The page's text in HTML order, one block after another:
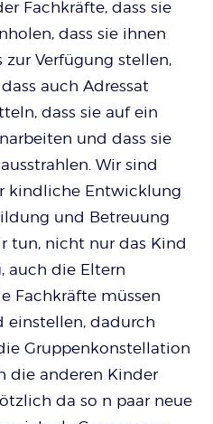
Fachkräfte, dass sie
dass sie ihnen
Verfügung stellen,
auch Adressat
dass sie auf ein
und dass sie
Wir sind
kindliche Entwicklung
und Betreuung
tun, nicht nur das Kind
auch die Eltern
Fachkräfte müssen
einstellen, dadurch
Gruppenkonstellation
die anderen Kinder
da so n paar neue